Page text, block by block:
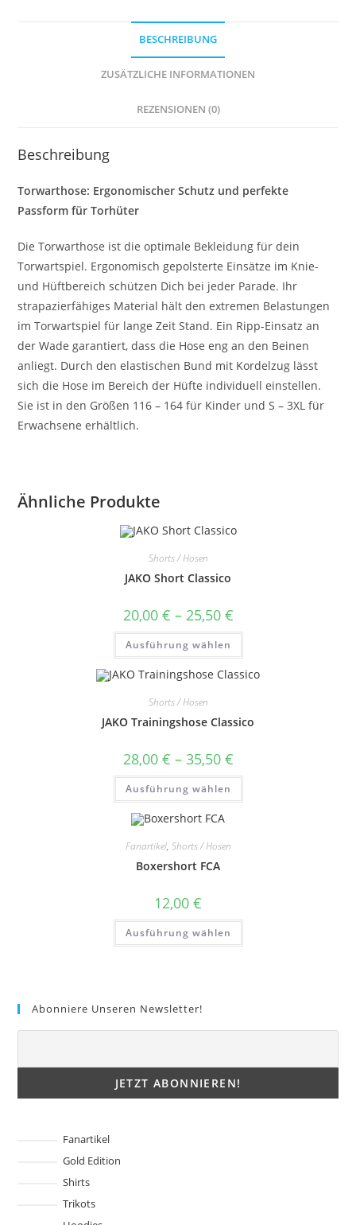
BESCHREIBUNG
ZUSÄTZLICHE INFORMATIONEN
REZENSIONEN (0)
Beschreibung
Torwarthose: Ergonomischer Schutz und perfekte
Passform für Torhüter
Die Torwarthose ist die optimale Bekleidung für dein
Torwartspiel. Ergonomisch gepolsterte Einsätze im Knie-
und Hüftbereich schützen Dich bei jeder Parade. Ihr
strapazierfähiges Material hält den extremen Belastungen
im Torwartspiel für lange Zeit Stand. Ein Ripp-Einsatz an
der Wade garantiert, dass die Hose eng an den Beinen
anliegt. Durch den elastischen Bund mit Kordelzug lässt
sich die Hose im Bereich der Hüfte individuell einstellen.
Sie ist in den Größen 116 – 164 für Kinder und S – 3XL für
Erwachsene erhältlich.
Ähnliche Produkte
Shorts / Hosen
JAKO Short Classico
20,00 € – 25,50 €Preisspanne:
20,00 €
bis
Ausführung wählen
Dieses
weist
mehrere
Varianten
können
werden
Shorts / Hosen
JAKO Trainingshose Classico
28,00 € – 35,50 €Preisspanne:
28,00 €
bis
Ausführung wählen
Dieses
weist
werden
Fanartikel, Shorts / Hosen
Boxershort FCA
12,00 €
Ausführung wählen
Dieses
weist
der
werden
Abonniere Unseren Newsletter!
Fanartikel
Gold Edition
Shirts
Trikots